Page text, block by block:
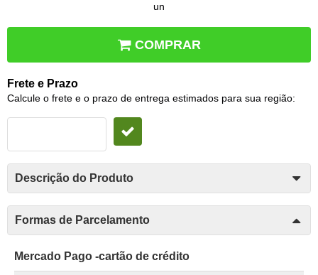
un
COMPRAR
Frete e Prazo
Calcule o frete e o prazo de entrega estimados para sua região:
Descrição do Produto
Formas de Parcelamento
Mercado Pago -cartão de crédito